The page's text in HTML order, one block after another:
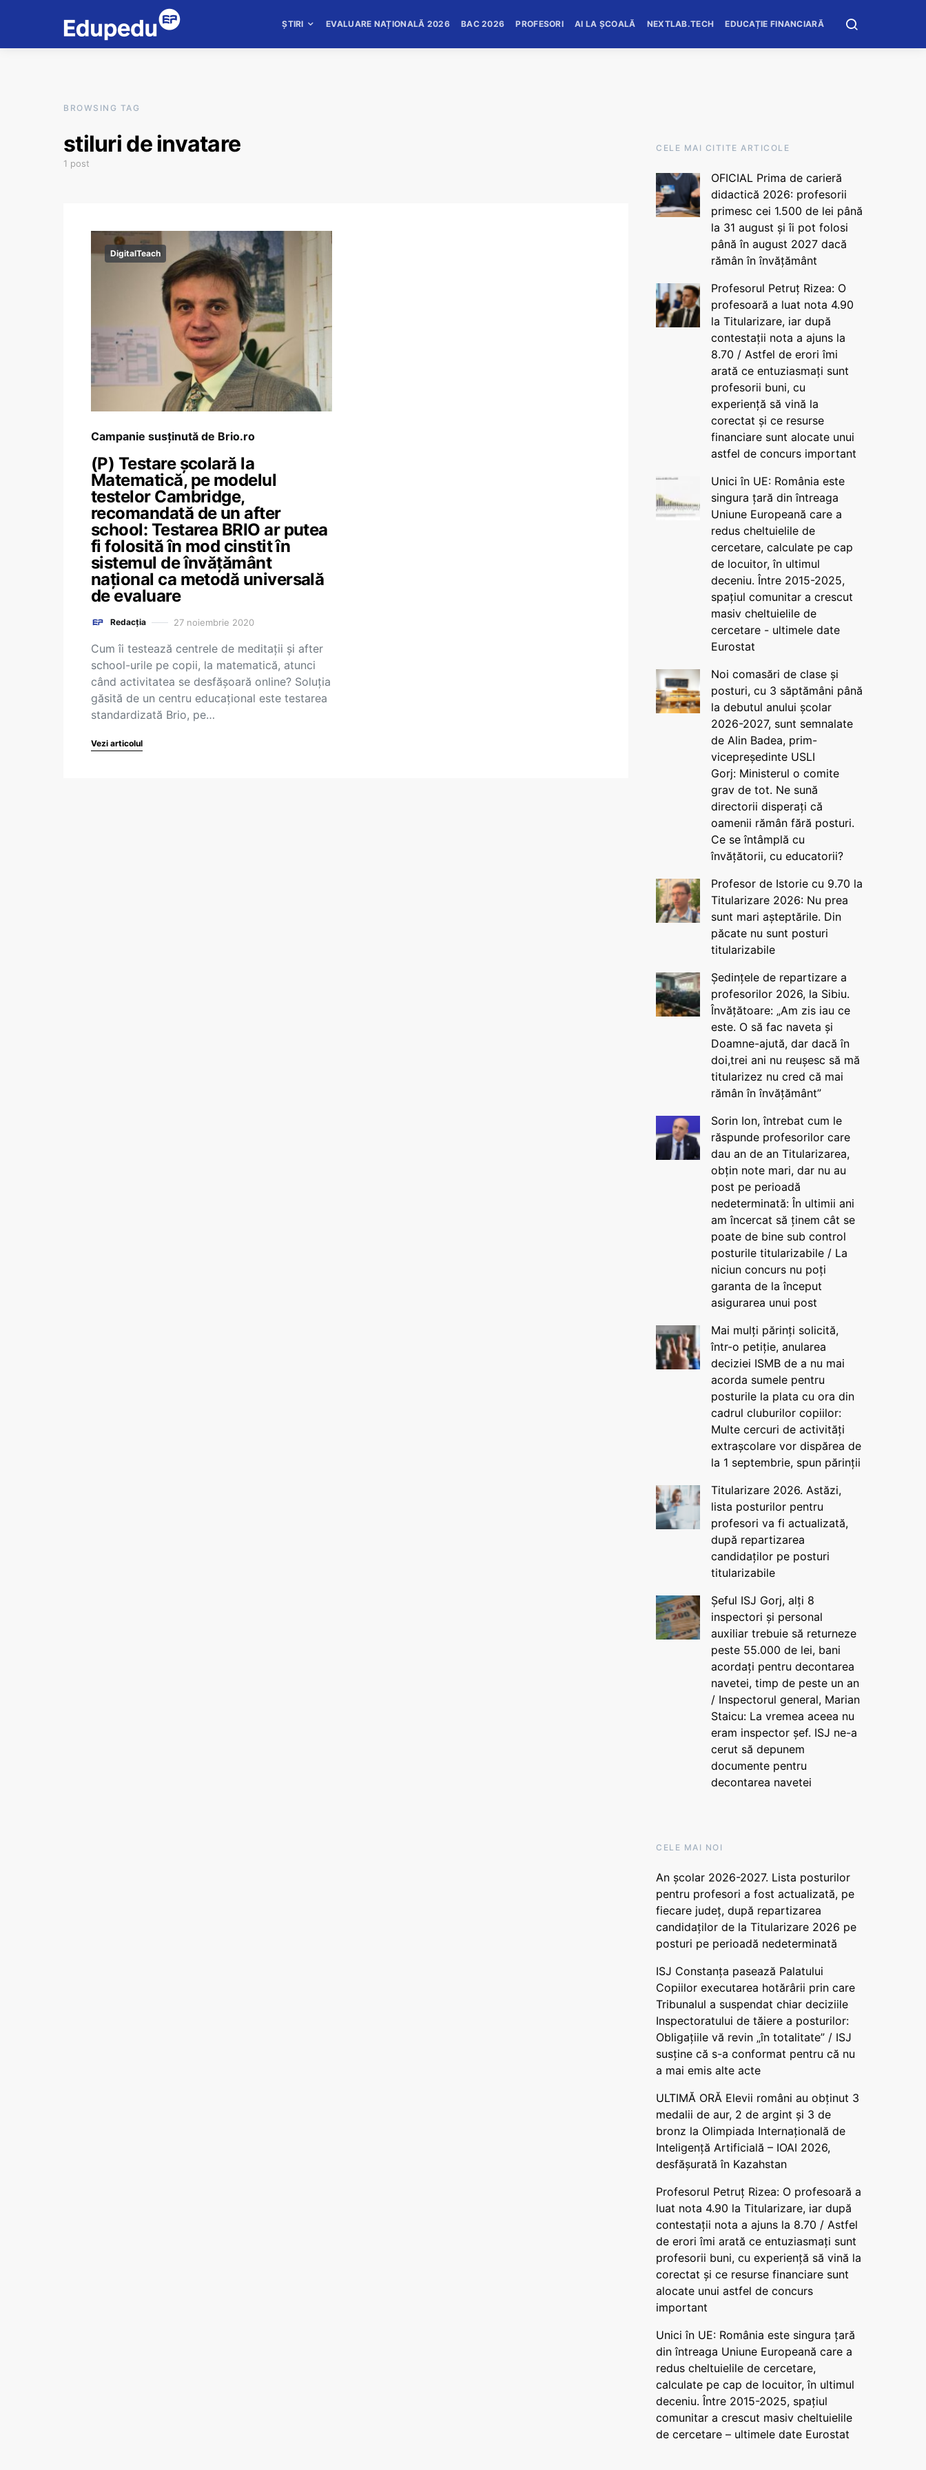
ȘTIRI EVALUARE NAȚIONALĂ 2026 BAC 2026 PROFESORI AI LA ȘCOALĂ NEXTLAB.TECH EDUCAȚIE FINANCIARĂ
BROWSING TAG
stiluri de invatare
1 post
DigitalTeach
Campanie susținută de Brio.ro
(P) Testare școlară la
Matematică, pe modelul
testelor Cambridge,
recomandată de un after
school: Testarea BRIO ar putea
fi folosită în mod cinstit în
sistemul de învățământ
național ca metodă universală
de evaluare
Redacția 27 noiembrie 2020
Cum îi testează centrele de meditații și after
school-urile pe copii, la matematică, atunci
când activitatea se desfășoară online? Soluția
găsită de un centru educațional este testarea
standardizată Brio, pe…
Vezi articolul
CELE MAI CITITE ARTICOLE
OFICIAL Prima de carieră
didactică 2026: profesorii
primesc cei 1.500 de lei până
la 31 august și îi pot folosi
până în august 2027 dacă
rămân în învățământ
Profesorul Petruț Rizea: O
profesoară a luat nota 4.90
la Titularizare, iar după
contestații nota a ajuns la
8.70 / Astfel de erori îmi
arată ce entuziasmați sunt
profesorii buni, cu
experiență să vină la
corectat și ce resurse
financiare sunt alocate unui
astfel de concurs important
Unici în UE: România este
singura țară din întreaga
Uniune Europeană care a
redus cheltuielile de
cercetare, calculate pe cap
de locuitor, în ultimul
deceniu. Între 2015-2025,
spațiul comunitar a crescut
masiv cheltuielile de
cercetare - ultimele date
Eurostat
Noi comasări de clase și
posturi, cu 3 săptămâni până
la debutul anului școlar
2026-2027, sunt semnalate
de Alin Badea, prim-
vicepreședinte USLI
Gorj: Ministerul o comite
grav de tot. Ne sună
directorii disperați că
oamenii rămân fără posturi.
Ce se întâmplă cu
învățătorii, cu educatorii?
Profesor de Istorie cu 9.70 la
Titularizare 2026: Nu prea
sunt mari așteptările. Din
păcate nu sunt posturi
titularizabile
Ședințele de repartizare a
profesorilor 2026, la Sibiu.
Învățătoare: „Am zis iau ce
este. O să fac naveta și
Doamne-ajută, dar dacă în
doi,trei ani nu reușesc să mă
titularizez nu cred că mai
rămân în învățământ”
Sorin Ion, întrebat cum le
răspunde profesorilor care
dau an de an Titularizarea,
obțin note mari, dar nu au
post pe perioadă
nedeterminată: În ultimii ani
am încercat să ținem cât se
poate de bine sub control
posturile titularizabile / La
niciun concurs nu poți
garanta de la început
asigurarea unui post
Mai mulți părinți solicită,
într-o petiție, anularea
deciziei ISMB de a nu mai
acorda sumele pentru
posturile la plata cu ora din
cadrul cluburilor copiilor:
Multe cercuri de activități
extrașcolare vor dispărea de
la 1 septembrie, spun părinții
Titularizare 2026. Astăzi,
lista posturilor pentru
profesori va fi actualizată,
după repartizarea
candidaților pe posturi
titularizabile
Șeful ISJ Gorj, alți 8
inspectori și personal
auxiliar trebuie să returneze
peste 55.000 de lei, bani
acordați pentru decontarea
navetei, timp de peste un an
/ Inspectorul general, Marian
Staicu: La vremea aceea nu
eram inspector șef. ISJ ne-a
cerut să depunem
documente pentru
decontarea navetei
CELE MAI NOI
An școlar 2026-2027. Lista posturilor
pentru profesori a fost actualizată, pe
fiecare județ, după repartizarea
candidaților de la Titularizare 2026 pe
posturi pe perioadă nedeterminată
ISJ Constanța pasează Palatului
Copiilor executarea hotărârii prin care
Tribunalul a suspendat chiar deciziile
Inspectoratului de tăiere a posturilor:
Obligațiile vă revin „în totalitate” / ISJ
susține că s-a conformat pentru că nu
a mai emis alte acte
ULTIMĂ ORĂ Elevii români au obținut 3
medalii de aur, 2 de argint și 3 de
bronz la Olimpiada Internațională de
Inteligență Artificială – IOAI 2026,
desfășurată în Kazahstan
Profesorul Petruț Rizea: O profesoară a
luat nota 4.90 la Titularizare, iar după
contestații nota a ajuns la 8.70 / Astfel
de erori îmi arată ce entuziasmați sunt
profesorii buni, cu experiență să vină la
corectat și ce resurse financiare sunt
alocate unui astfel de concurs
important
Unici în UE: România este singura țară
din întreaga Uniune Europeană care a
redus cheltuielile de cercetare,
calculate pe cap de locuitor, în ultimul
deceniu. Între 2015-2025, spațiul
comunitar a crescut masiv cheltuielile
de cercetare – ultimele date Eurostat